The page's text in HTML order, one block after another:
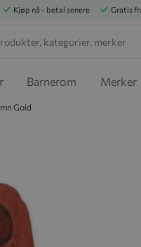
Kjøp nå - betal senere Gratis
Barnerom Merker
Gold